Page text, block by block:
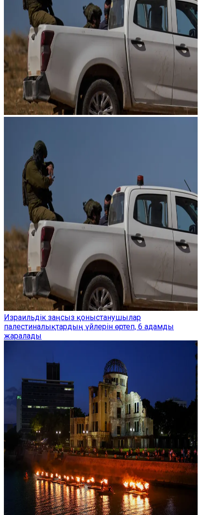
Израильдік заңсыз қоныстанушылар
палестиналықтардың үйлерін өртеп, 6 адамды
жаралады